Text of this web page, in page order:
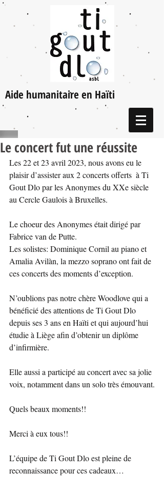
Aide humanitaire en Haïti
Le concert fut une réussite
Les 22 et 23 avril 2023, nous avons eu le
plaisir d’assister aux 2 concerts offerts  à Ti
Gout Dlo par les Anonymes du XXe siècle
au Cercle Gaulois à Bruxelles.
Le choeur des Anonymes était dirigé par
Fabrice van de Putte.
Les solistes: Dominique Cornil au piano et
Amalia Avilàn, la mezzo soprano ont fait de
ces concerts des moments d’exception.
N’oublions pas notre chère Woodlove qui a
bénéficié des attentions de Ti Gout Dlo
depuis ses 3 ans en Haïti et qui aujourd’hui
étudie à Liège afin d’obtenir un diplôme
d’infirmière.
Elle aussi a participé au concert avec sa jolie
voix, notamment dans un solo très émouvant.
Quels beaux moments!!
Merci à eux tous!!
L’équipe de Ti Gout Dlo est pleine de
reconnaissance pour ces cadeaux…